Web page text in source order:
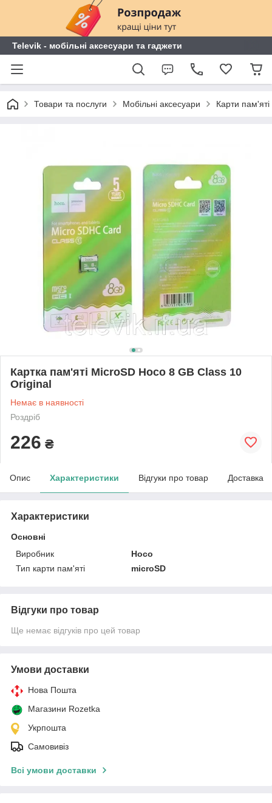
Televik - мобільні аксесуари та гаджети
Товари та послуги Мобільні аксесуари Карти
Картка пам'яті MicroSD Hoco 8 GB Class 10
Original
Немає в наявності
Роздріб
226 ₴
Опис Характеристики Відгуки про товар Доставка
Характеристики
Основні
Виробник
Hoco
Тип карти пам'яті
microSD
Відгуки про товар
Ще немає відгуків про цей товар
Умови доставки
Нова Пошта
Магазини Rozetka
Укрпошта
Самовивіз
Всі умови доставки